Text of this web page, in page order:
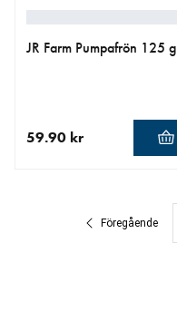
JR Farm Pumpafrön 125 g
59.90 kr
Föregående